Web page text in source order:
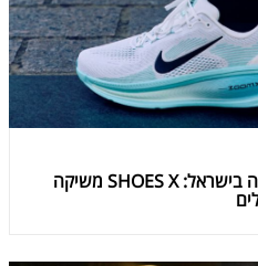
שוז איקס מרחיבה את פעילותה בישראל: SHOES X משיקה